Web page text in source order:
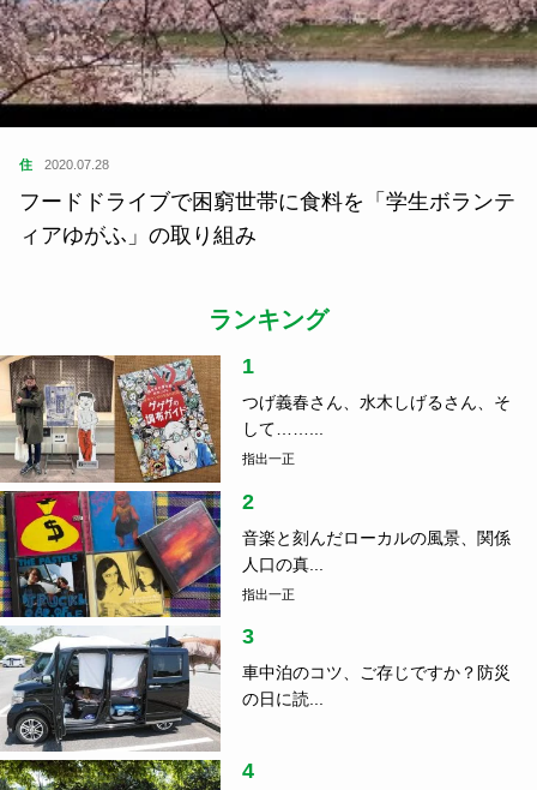
住 2020.07.28
フードドライブで困窮世帯に食料を「学生ボランテ
ィアゆがふ」の取り組み
ランキング
1
つげ義春さん、水木しげるさん、そ
して……...
指出一正
2
音楽と刻んだローカルの風景、関係
人口の真...
指出一正
3
車中泊のコツ、ご存じですか？防災
の日に読...
4